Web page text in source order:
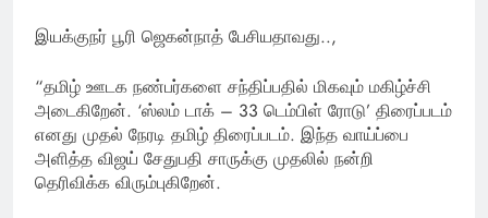
இயக்குநர் பூரி ஜெகன்நாத் பேசியதாவது..,
“தமிழ் ஊடக நண்பர்களை சந்திப்பதில் மிகவும் மகிழ்ச்சி
அடைகிறேன். ‘ஸ்லம் டாக் – 33 டெம்பிள் ரோடு’ திரைப்படம்
எனது முதல் நேரடி தமிழ் திரைப்படம். இந்த வாய்ப்பை
அளித்த விஜய் சேதுபதி சாருக்கு முதலில் நன்றி
தெரிவிக்க விரும்புகிறேன்.